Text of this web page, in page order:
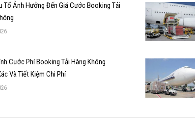
Tố Ảnh Hưởng Đến Giá Cước Booking Tải
Cước Phí Booking Tải Hàng Không
Và Tiết Kiệm Chi Phí